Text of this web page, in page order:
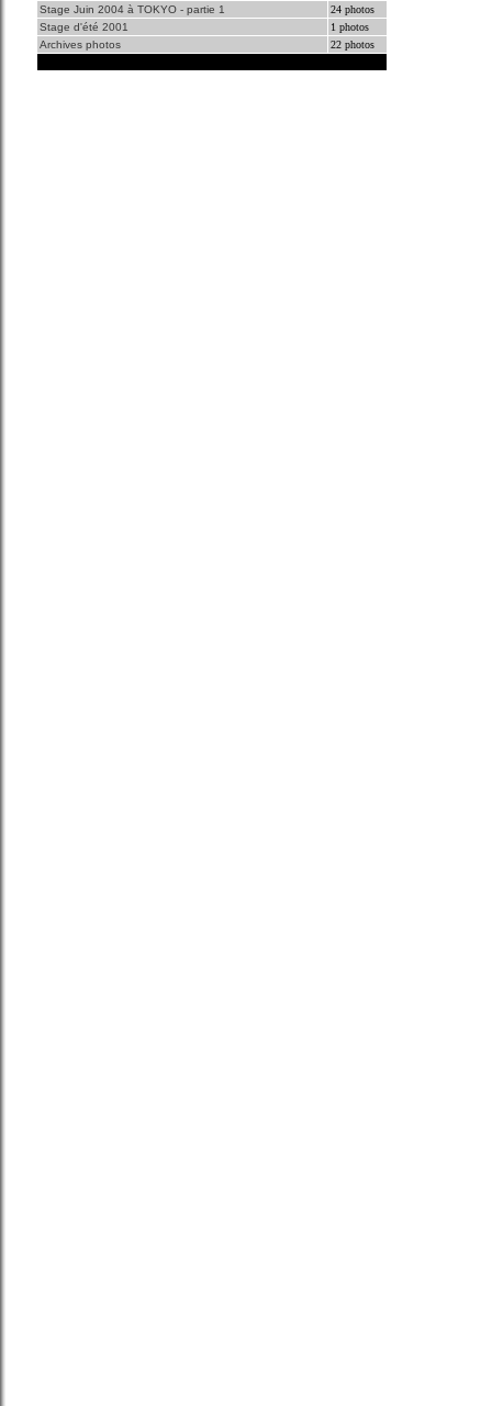
Stage Juin 2004 à TOKYO - partie 1
24 photos
Stage d'été 2001
1 photos
Archives photos
22 photos